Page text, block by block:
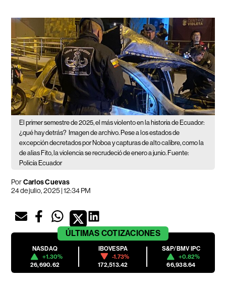
El primer semestre de 2025, el más violento en la historia de Ecuador:
¿qué hay detrás? Imagen de archivo. Pese a los estados de
excepción decretados por Noboa y capturas de alto calibre, como la
de alias Fito, la violencia se recrudeció de enero a junio. Fuente:
Policía Ecuador
PorCarlos Cuevas
24 de julio, 2025 | 12:34 PM
ÚLTIMAS COTIZACIONES
NASDAQ
+1.30%
26,690.62
IBOVESPA
-1.73%
172,513.42
S&P/BMV IPC
+0.82%
66,938.64